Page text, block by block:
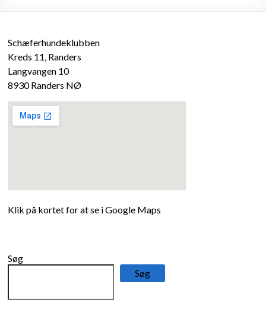
Schæferhundeklubben
Kreds 11, Randers
Langvangen 10
8930 Randers NØ
Klik på kortet for at se i Google Maps
Søg
Søg